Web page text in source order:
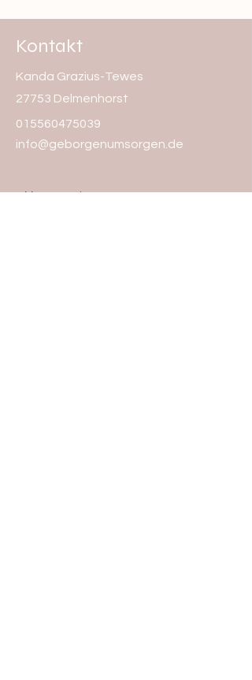
Kontakt
Kanda Grazius-Tewes
27753 Delmenhorst
015560475039
info@geborgenumsorgen.de
Vorname